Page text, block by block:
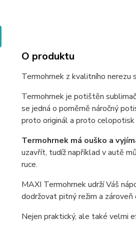
O produktu
Termohrnek z kvalitního
Termohrnek je potištěn
se jedná o poměrně náročný
proto originál a proto celopotisk
Termohrnek má ouško a
uzavřít, tudíž například v autě
ruce.
MAXI Termohrnek udrží Váš
dodržovat pitný režim a
Nejen praktický, ale také velmi